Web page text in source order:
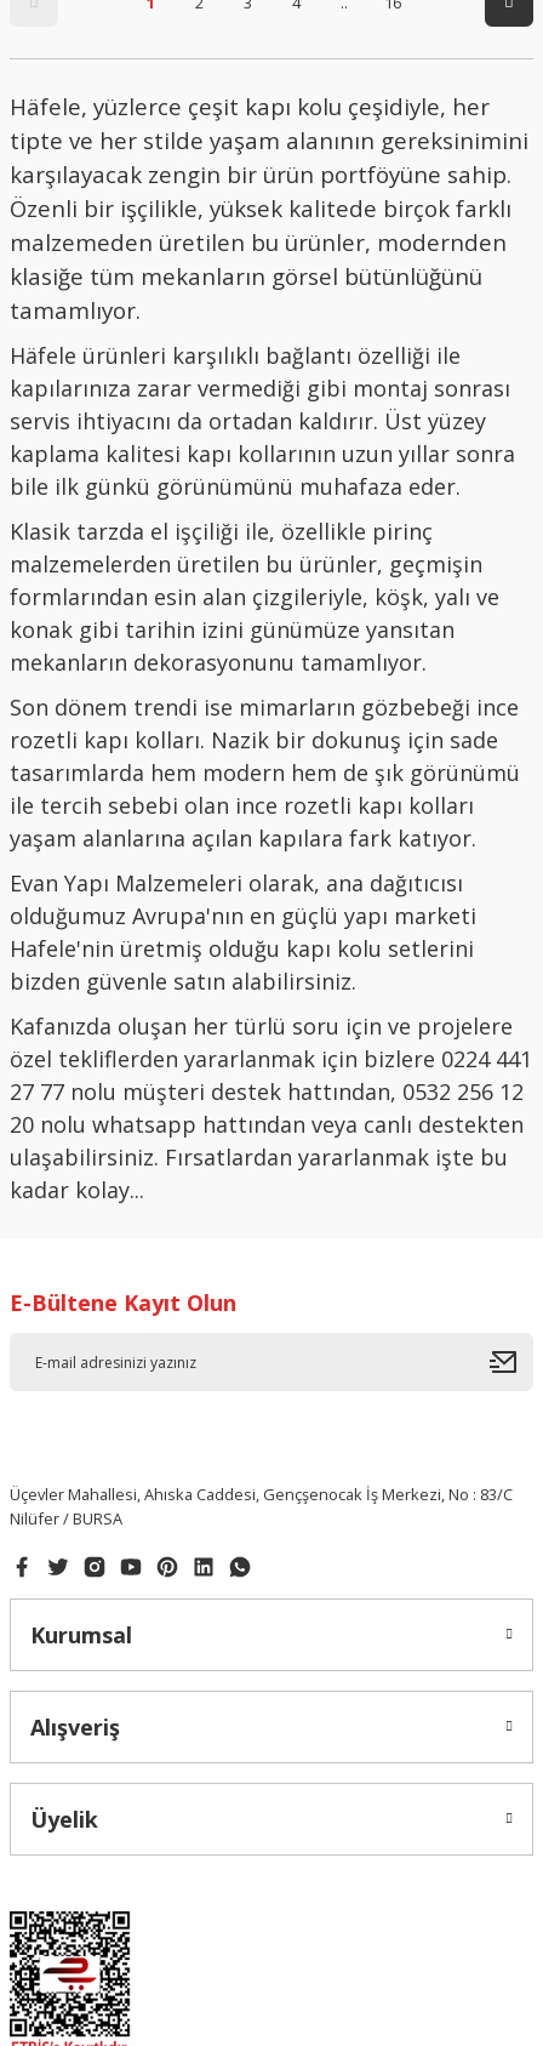
Häfele, yüzlerce çeşit kapı kolu çeşidiyle, her
tipte ve her stilde yaşam alanının gereksinimini
karşılayacak zengin bir ürün portföyüne sahip.
Özenli bir işçilikle, yüksek kalitede birçok farklı
malzemeden üretilen bu ürünler, modernden
klasiğe tüm mekanların görsel bütünlüğünü
tamamlıyor.
Häfele ürünleri karşılıklı bağlantı özelliği ile
kapılarınıza zarar vermediği gibi montaj sonrası
servis ihtiyacını da ortadan kaldırır. Üst yüzey
kaplama kalitesi kapı kollarının uzun yıllar sonra
bile ilk günkü görünümünü muhafaza eder.
Klasik tarzda el işçiliği ile, özellikle pirinç
malzemelerden üretilen bu ürünler, geçmişin
formlarından esin alan çizgileriyle, köşk, yalı ve
konak gibi tarihin izini günümüze yansıtan
mekanların dekorasyonunu tamamlıyor.
Son dönem trendi ise mimarların gözbebeği ince
rozetli kapı kolları. Nazik bir dokunuş için sade
tasarımlarda hem modern hem de şık görünümü
ile tercih sebebi olan ince rozetli kapı kolları
yaşam alanlarına açılan kapılara fark katıyor.
Evan Yapı Malzemeleri olarak, ana dağıtıcısı
olduğumuz Avrupa'nın en güçlü yapı marketi
Hafele'nin üretmiş olduğu kapı kolu setlerini
bizden güvenle satın alabilirsiniz.
Kafanızda oluşan her türlü soru için ve projelere
özel tekliflerden yararlanmak için bizlere 0224 441
27 77 nolu müşteri destek hattından, 0532 256 12
20 nolu whatsapp hattından veya canlı destekten
ulaşabilirsiniz. Fırsatlardan yararlanmak işte bu
kadar kolay...
E-Bültene Kayıt Olun
Üçevler Mahallesi, Ahıska Caddesi, Gençşenocak İş Merkezi, No : 83/C
Nilüfer / BURSA
Kurumsal
Alışveriş
Üyelik